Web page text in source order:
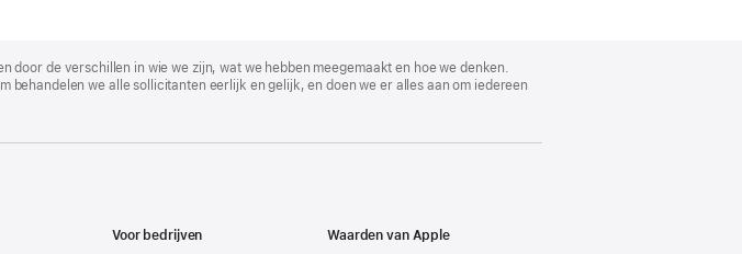
door de verschillen in wie we zijn, wat we hebben meegemaakt en hoe we denken.
we alle sollicitanten eerlijk en gelijk, en doen we er alles aan om iedereen
Voor bedrijven
Waarden van Apple